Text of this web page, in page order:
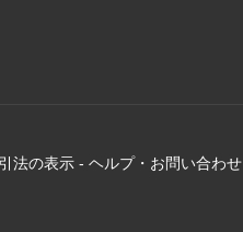
法の表示 - ヘルプ・お問い合わせ